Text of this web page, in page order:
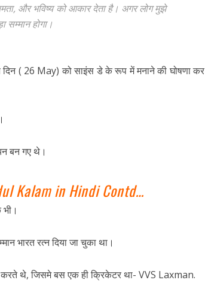
और भविष्य को आकार देता है। अगर लोग मुझे
होगा।
( 26 May) को साइंस डे के रूप में मनाने की घोषणा कर
बन गए थे।
Kalam in Hindi Contd…
भारत रत्न दिया जा चुका था।
थे, जिसमे बस एक ही क्रिकेटर था- VVS Laxman.